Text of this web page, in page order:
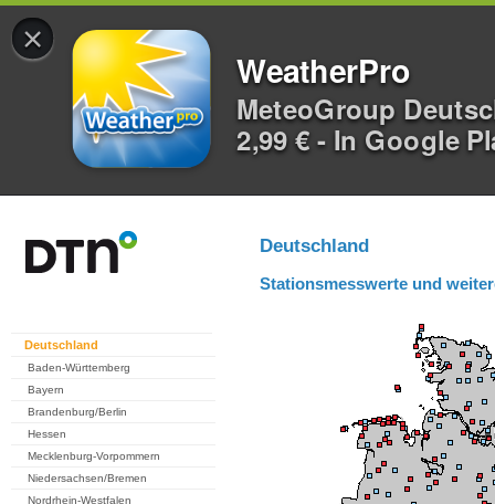
×
WeatherPro
MeteoGroup
2,99 € - In Google
Deutschland
Baden-Württemberg
Bayern
Brandenburg/Berlin
Hessen
Mecklenburg-Vorpommern
Niedersachsen/Bremen
Nordrhein-Westfalen
Deutschland
Stationsmesswerte und